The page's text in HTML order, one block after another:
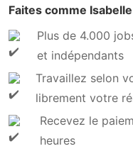
Faites comme
Plus de 4.000
et indépendants
Travaillez selon
librement votre
Recevez le
heures